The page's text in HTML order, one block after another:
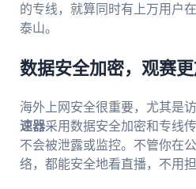
的专线，就算同时有上万用户
泰山。
数据安全加密，观赛
海外上网安全很重要，尤其是
速器采用数据安全加密和专线
不会被泄露或监控。不管你在
络，都能安全地看直播，不用担